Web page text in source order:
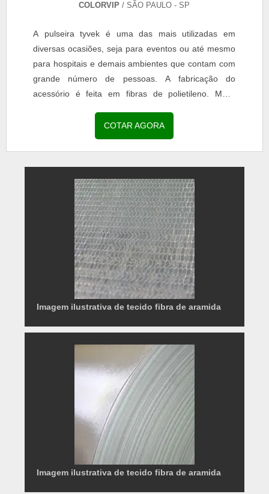
COLORVIP/ SÃO PAULO - SP
A pulseira tyvek é uma das mais utilizadas em
diversas ocasiões, seja para eventos ou até mesmo
para hospitais e demais ambientes que contam com
grande número de pessoas. A fabricação do
acessório é feita em fibras de polietileno. MAIS
semelhança com o papel, o artefato possui toda a
resistência necessária para ser utilizada por um
longo período de tempo sem danificações. Além
disso, é resist...
COTAR AGORA
Imagem ilustrativa de tecido fibra de aramida
Imagem ilustrativa de tecido fibra de aramida